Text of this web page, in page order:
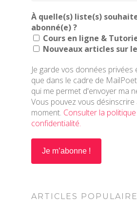
À quelle(s) liste(s)
abonné(e) ?
Cours en ligne &
Nouveaux articles sur
Je garde vos données privées
que dans le cadre de
qui me permet d'envoyer ma
Vous pouvez vous
moment. Consulter la
confidentialité.
ARTICLES